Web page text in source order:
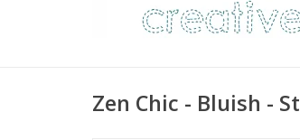
Zen Chic - Bluish -